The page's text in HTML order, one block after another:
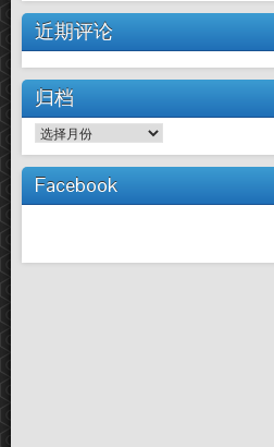
近期评论
归档
归
档
Facebook